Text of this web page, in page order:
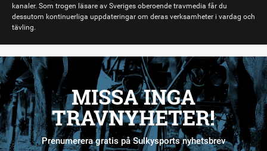
kanaler. Som trogen läsare av Sveriges oberoende travmedia får du
dessutom kontinuerliga uppdateringar om deras verksamheter i vardag och
tävling.
MISSA INGA
TRAVNYHETER!
Prenumerera gratis på Sulkysports nyhetsbrev